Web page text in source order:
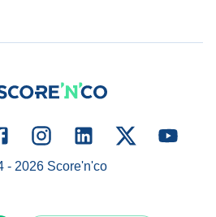
- 2026Score'n'co